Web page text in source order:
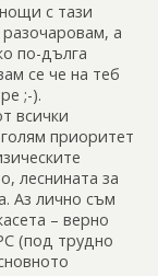
с тази
а
по-дълга
се че на теб
;-).
всички
приоритет
леснината за
Аз лично съм
– верно
(под трудно